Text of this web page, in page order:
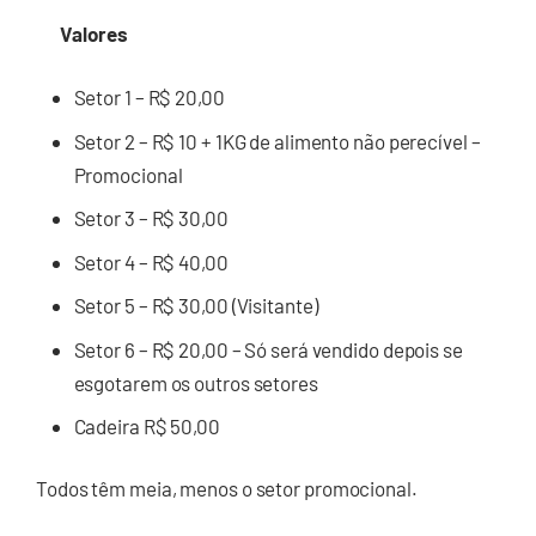
Valores
Setor 1 – R$ 20,00
Setor 2 – R$ 10 + 1KG de alimento não perecível –
Promocional
Setor 3 – R$ 30,00
Setor 4 – R$ 40,00
Setor 5 – R$ 30,00 (Visitante)
Setor 6 – R$ 20,00 – Só será vendido depois se
esgotarem os outros setores
Cadeira R$ 50,00
Todos têm meia, menos o setor promocional.